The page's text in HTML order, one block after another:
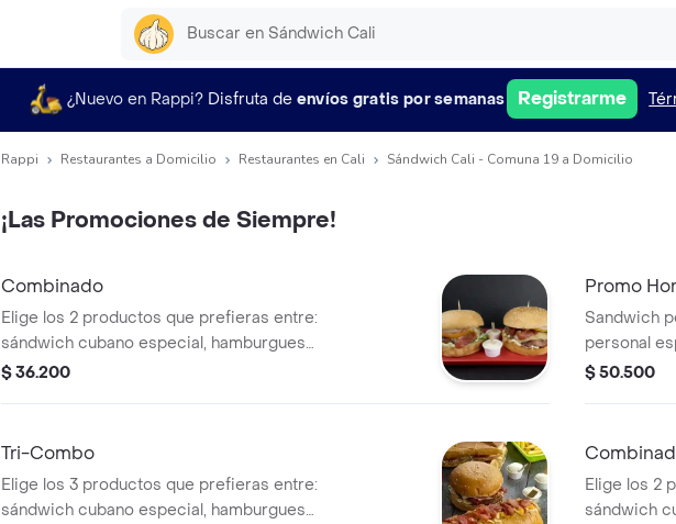
¿Nuevo en Rappi? Disfruta de envíos gratis por semanas Registrarme
Rappi Restaurantes a Domicilio Restaurantes en Cali Sándwich Cali - Comuna 19 a Domicilio
¡Las Promociones de Siempre!
Combinado
Elige los 2 productos que prefieras entre:
sándwich cubano especial, hamburguesa
con queso y tocineta o perro con queso y
$ 36.200
Promo
Sandwich
personal
250ml.
$ 50.500
Tri-Combo
Elige los 3 productos que prefieras entre:
sándwich cubano especial, hamburguesa
Elige los 2
sándwich